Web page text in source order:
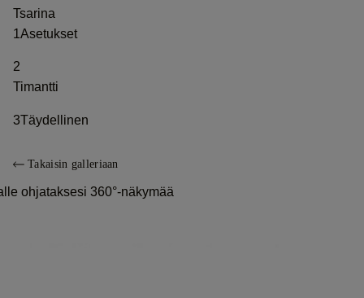
Tsarina
1Asetukset
2
Timantti
3Täydellinen
Takaisin galleriaan
ohjataksesi 360°-näkymää